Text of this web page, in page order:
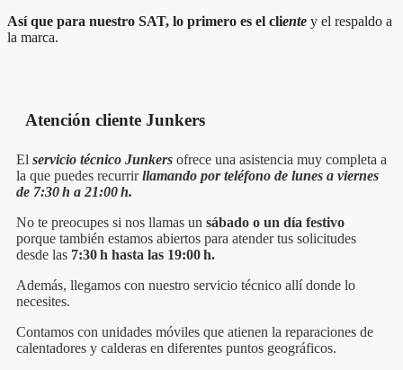
Así que para nuestro SAT, lo primero es el cliente y el respaldo a
la marca.
Atención cliente Junkers
El servicio técnico Junkers ofrece una asistencia muy completa a
la que puedes recurrirllamando por teléfono de lunes a viernes
de 7:30 h a 21:00 h.
No te preocupes si nos llamas un sábado o un día festivo
porque también estamos abiertos para atender tus solicitudes
desde las 7:30 h hasta las 19:00 h.
Además, llegamos con nuestro servicio técnico allí donde lo
necesites.
Contamos con unidades móviles que atienen la reparaciones de
calentadores y calderas en diferentes puntos geográficos.